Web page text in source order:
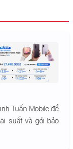
Tuấn Mobile để
suất và gói bảo